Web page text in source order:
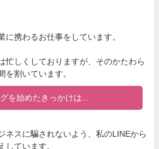
に携わるお仕事をしています。
忙しくしておりますが、そのかたわら
を割いています。
を始めたきっかけは...
ネスに騙されないよう、私のLINEから
しています。